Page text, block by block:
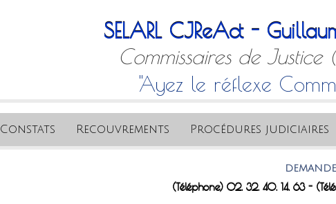
SELARL CJReAct -
Commissaires de Justice
"Ayez le réflexe
Constats Recouvrements Procédures judiciaires
DEMANDE DE
(Téléphone) 02. 32. 40. 14. 63 -